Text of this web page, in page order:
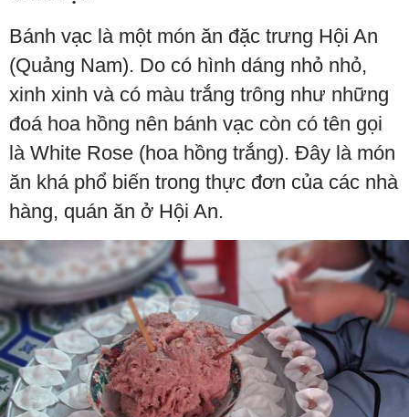
Bánh vạc là một món ăn đặc trưng Hội An
(Quảng Nam). Do có hình dáng nhỏ nhỏ,
xinh xinh và có màu trắng trông như những
đoá hoa hồng nên bánh vạc còn có tên gọi
là White Rose (hoa hồng trắng). Đây là món
ăn khá phổ biến trong thực đơn của các nhà
hàng, quán ăn ở Hội An.